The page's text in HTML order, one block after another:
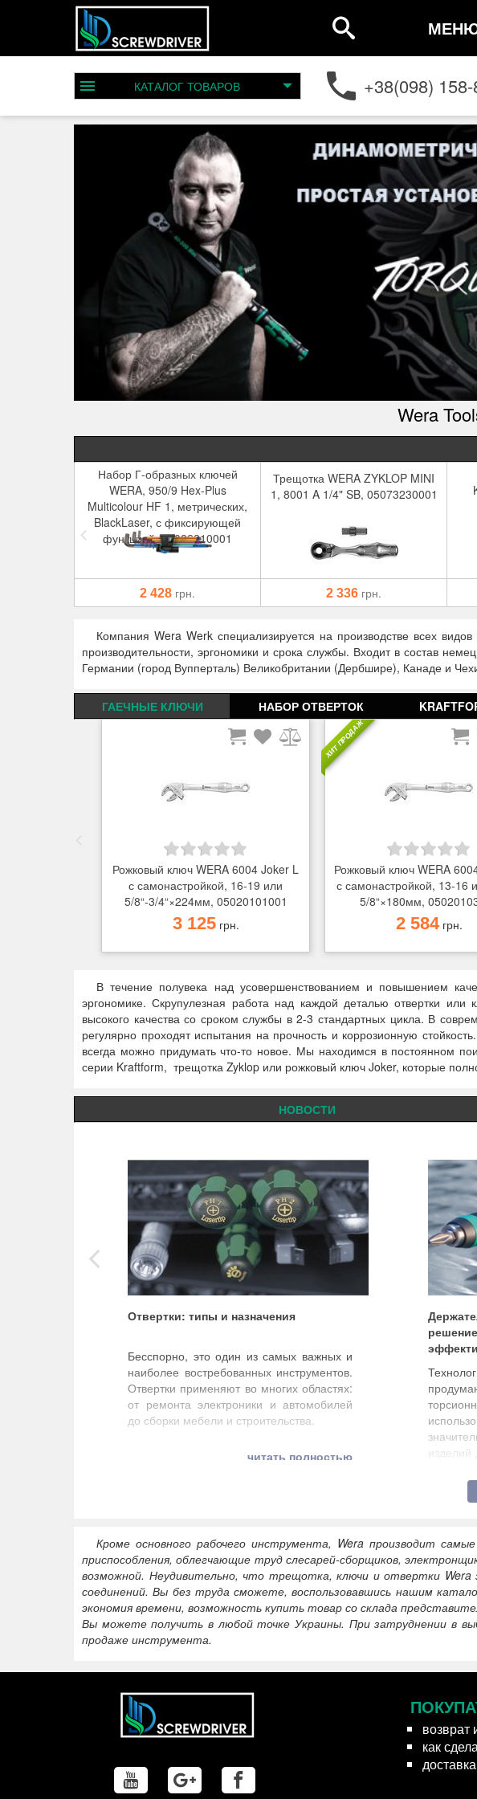
КАТАЛОГТОВАРОВ +38(098)
Wera
Набор Г-образных ключей
WERA, 950/9 Hex-Plus
Multicolour HF 1, метрических,
BlackLaser, с фиксирующей
функцией, 05022210001
2 428 грн.
Трещотка WERA ZYKLOP MINI
1, 8001 A 1/4" SB, 05073230001
2 336 грн.
Компания Wera Werk специализируется на производстве всех
производительности, эргономики и срока службы. Входит в состав
Германии (город Вупперталь) Великобритании (Дербшире), Канаде и
ГАЕЧНЫЕ КЛЮЧИ НАБОР ОТВЕРТОК
Рожковый ключ WERA 6004 Joker L
с самонастройкой, 16-19 или
5/8“-3/4“×224мм, 05020101001
3 125грн.
ХИТ ПРОДАЖ
Рожковый ключ WERA
с самонастройкой, 13-16
5/8“×180мм,
2 584грн.
В течение полувека над усовершенствованием и повышением
эргономике. Скрупулезная работа над каждой деталью отвертки
высокого качества со сроком службы в 2-3 стандартных цикла. В
регулярно проходят испытания на прочность и коррозионную
всегда можно придумать что-то новое. Мы находимся в постоянном
серии Kraftform, трещотка Zyklop или рожковый ключ Joker, которые
НОВОСТИ
Отвертки: типы и назначения
Бесспорно, это один из самых важных и
наиболее востребованных инструментов.
Отвертки применяют во многих областях:
от ремонта электроники и автомобилей
до сборки мебели и строительства.
читать полностью
Кроме основного рабочего инструмента, Wera производит
приспособления, облегчающие труд слесарей-сборщиков,
возможной. Неудивительно, что трещотка, ключи и отвертки Wera
соединений. Вы без труда сможете, воспользовавшись нашим
экономия времени, возможность купить товар со склада
Вы можете получить в любой точке Украины. При затруднении в
продаже инструмента.
возврат
как
доставка